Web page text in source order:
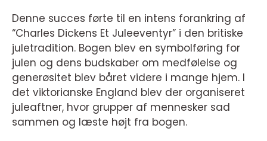
Denne succes førte til en intens forankring af
“Charles Dickens Et Juleeventyr” i den britiske
juletradition. Bogen blev en symbolføring for
julen og dens budskaber om medfølelse og
generøsitet blev båret videre i mange hjem. I
det viktorianske England blev der organiseret
juleaftner, hvor grupper af mennesker sad
sammen og læste højt fra bogen.